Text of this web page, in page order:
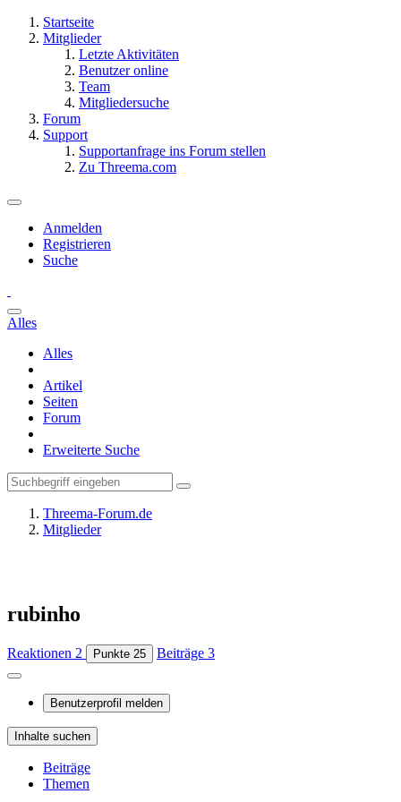
Startseite
Mitglieder
Letzte Aktivitäten
Benutzer online
Team
Mitgliedersuche
Forum
Support
Supportanfrage ins Forum stellen
Zu Threema.com
Anmelden
Registrieren
Suche
Alles
Alles
Artikel
Seiten
Forum
Erweiterte Suche
Threema-Forum.de
Mitglieder
rubinho
Reaktionen 2 Punkte 25 Beiträge 3
Benutzerprofil melden
Inhalte suchen
Beiträge
Themen